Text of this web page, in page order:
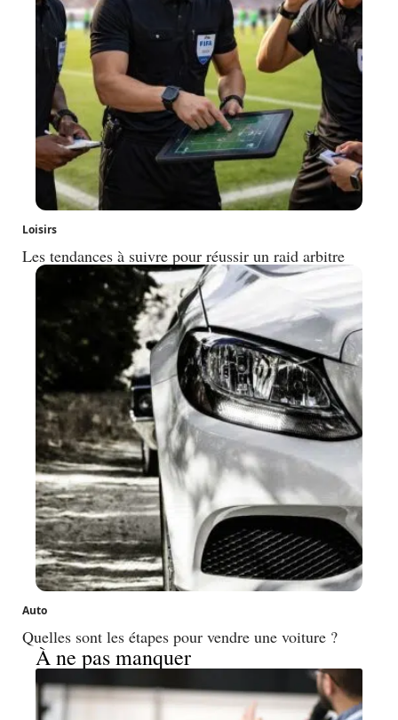
Loisirs
Les tendances à suivre pour réussir un raid arbitre
Auto
Quelles sont les étapes pour vendre une voiture ?
À ne pas manquer